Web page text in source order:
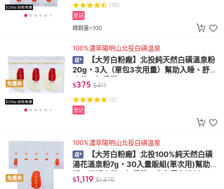
(10)
總銷量>100
登記
免運券
100%濃萃陽明山北投白磺溫泉
【大芳白粉廠】北投純天然白磺溫泉粉
20g・3入（單包3次用量）幫助入睡、舒緩
疲勞、無香精
$375 $417
(2)
登記
免運券
100%濃萃陽明山北投白磺溫泉
【大芳白粉廠】北投100%純天然白磺
湯花溫泉粉7g・30入量販組(單次用)幫助入
睡、舒緩疲勞、無香精、非化學入浴劑
$1,119 $1,470